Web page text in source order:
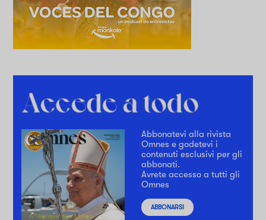
Abbonatevi alla rivista
Omnes e godetevi i
contenuti esclusivi per gli
abbonati.
Avrete accesso a tutti gli
Omnes
ABBONARSI